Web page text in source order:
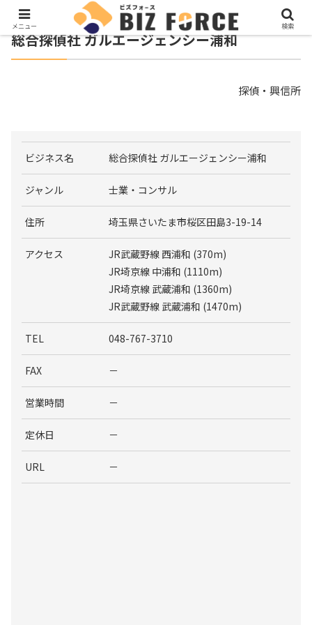
総合探偵社 ガルエージェンシー浦和
探偵・興信所
ビジネス名 総合探偵社 ガルエージェンシー浦和
ジャンル 士業・コンサル
住所 埼玉県さいたま市桜区田島3-19-14
アクセス
JR武蔵野線 西浦和 (370m)
JR埼京線 中浦和 (1110m)
JR埼京線 武蔵浦和 (1360m)
JR武蔵野線 武蔵浦和 (1470m)
TEL 048-767-3710
FAX －
営業時間 －
定休日 －
URL －
メニュー 検索